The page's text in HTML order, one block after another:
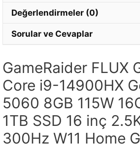
Değerlendirmeler (0)
Sorular ve Cevaplar
GameRaider FLUX
Core i9-14900HX
5060 8GB 115W
1TB SSD 16 inç
300Hz W11 Home